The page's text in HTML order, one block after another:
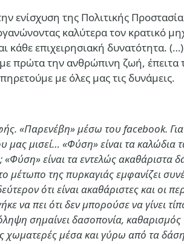
ενίσχυση της Πολιτικής
καλύτερα τον κρατικό
κάθε επιχειρησιακή δυνατότητα. (…)
πρώτα την ανθρώπινη ζωή, έπειτα
με όλες μας τις δυνάμεις.
«Παρενέβη» μέσω του facebook. Για
μας μισεί… «Φύση» είναι τα καλώδια
«Φύση» είναι τα εντελώς ακαθάριστα
της πυρκαγιάς εμφανίζει
ότι είναι ακαθάριστες και οι
να πει ότι δεν μπορούσε να γίνει
σημαίνει δασοπονία,
χωματερές μέσα και γύρω από τα